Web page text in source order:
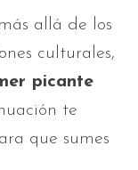
allá de los
culturales,
picante
te
que sumes